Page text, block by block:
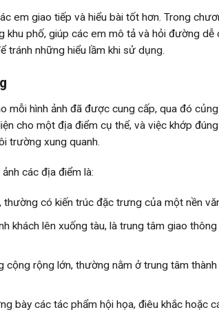
em giao tiếp và hiểu bài tốt hơn. Trong
phố, giúp các em mô tả và hỏi đường dễ
tránh những hiểu lầm khi sử dụng.
mỗi hình ảnh đã được cung cấp, qua đó
cho một địa điểm cụ thể, và việc khớp
trường xung quanh.
các địa điểm là:
thường có kiến trúc đặc trưng của một nền
khách lên xuống tàu, là trung tâm giao
cộng rộng lớn, thường nằm ở trung tâm
bày các tác phẩm hội họa, điêu khắc hoặc